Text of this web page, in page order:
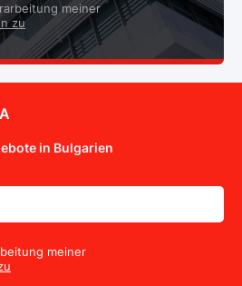
meiner
zu
in Bulgarien
meiner